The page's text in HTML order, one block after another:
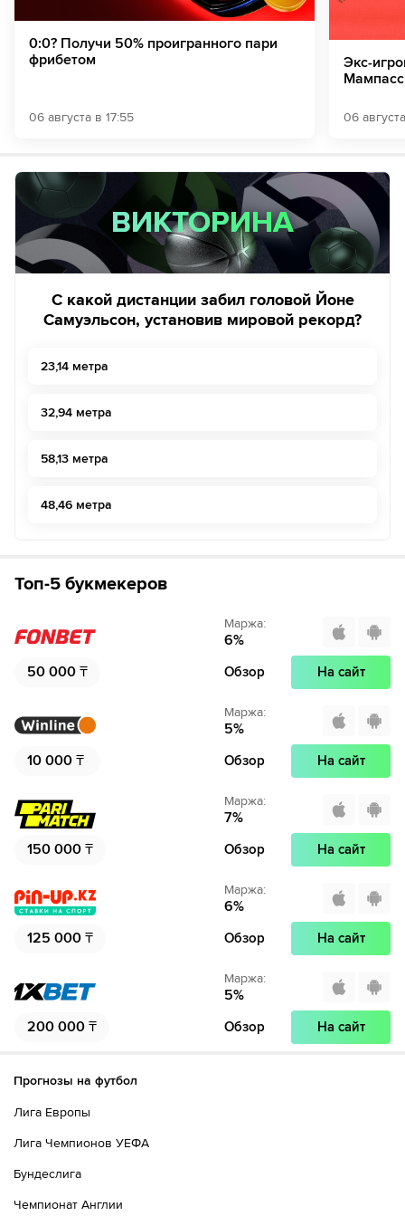
0:0? Получи 50% проигранного пари
фрибетом
06 августа в 17:55
Экс-
06
ВИКТОРИНА
ВИКТОРИНА
С какой дистанции забил головой Йоне
Самуэльсон, установив мировой рекорд?
23,14 метра
32,94 метра
58,13 метра
48,46 метра
Топ-5 букмекеров
50 000 ₸
Маржа:
6%
Обзор На сайт
10 000 ₸
Маржа:
5%
Обзор На сайт
150 000 ₸
Маржа:
7%
Обзор На сайт
125 000 ₸
Маржа:
6%
Обзор На сайт
200 000 ₸
Маржа:
5%
Обзор На сайт
Прогнозы на футбол
Лига Европы
Лига Чемпионов УЕФА
Бундеслига
Чемпионат Англии